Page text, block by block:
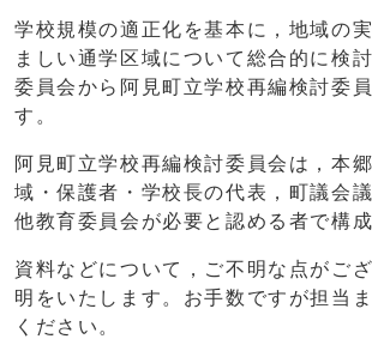
学校規模の適正化を基本に，地域の
ましい通学区域について総合的に検
委員会から阿見町立学校再編検討委
す。
阿見町立学校再編検討委員会は，本
域・保護者・学校長の代表，町議会
他教育委員会が必要と認める者で構成
資料などについて，ご不明な点がご
明をいたします。お手数ですが担当
ください。